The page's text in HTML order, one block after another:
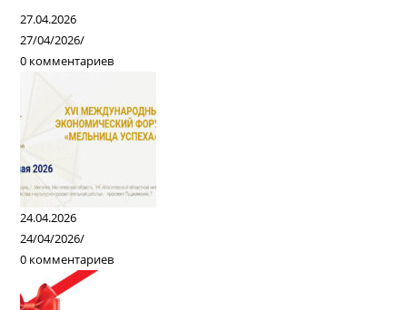
27.04.2026
27/04/2026/
0 комментариев
24.04.2026
24/04/2026/
0 комментариев